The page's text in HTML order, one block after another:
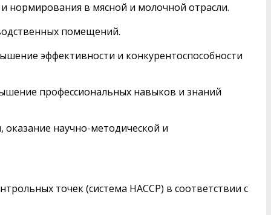
нормирования в мясной и молочной отрасли.
помещений.
эффективности и конкурентоспособности
профессиональных навыков и знаний
научно-методической и
точек (система НАССР) в соответствии с